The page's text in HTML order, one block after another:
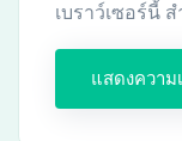
เบราว์เซอร์นี้